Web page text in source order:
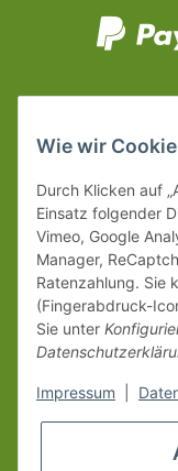
Wie wir
Durch Klicken auf
Einsatz folgender
Vimeo, Google
Manager,
Ratenzahlung. Sie
(Fingerabdruck-
Sie unter
Impressum